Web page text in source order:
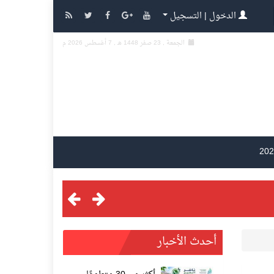
الدخول | التسجيل
الجمعة , 23 صفر 1448 هـ , 7 أغسطس 2026 م
أحدث الأخبار